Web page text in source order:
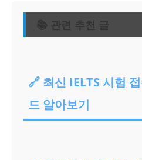
📚 관련 추천 글
🔗 최신 IELTS 시험
드 알아보기